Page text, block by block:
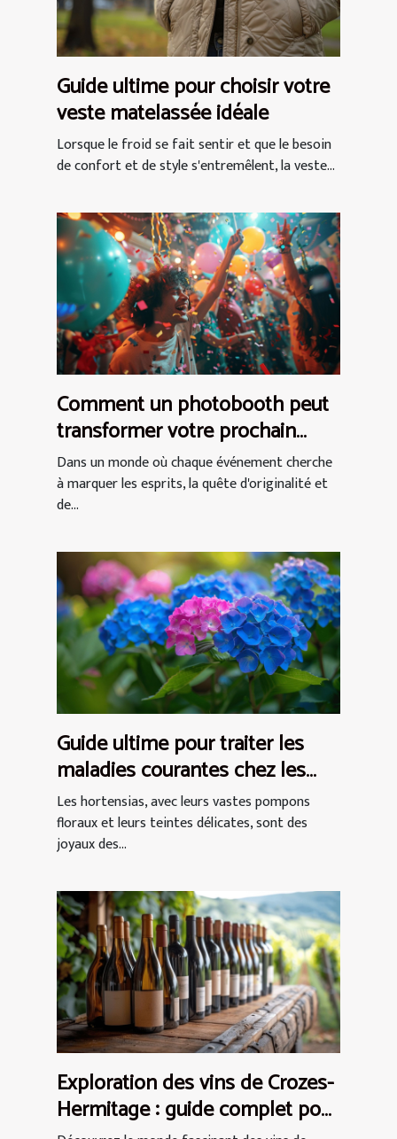
Guide ultime pour choisir votre
veste matelassée idéale
Lorsque le froid se fait sentir et que le besoin
de confort et de style s'entremêlent, la veste...
Comment un photobooth peut
transformer votre prochain
événement en expérience
inoubliable
Dans un monde où chaque événement cherche
à marquer les esprits, la quête d'originalité et
de...
Guide ultime pour traiter les
maladies courantes chez les
hortensias
Les hortensias, avec leurs vastes pompons
floraux et leurs teintes délicates, sont des
joyaux des...
Exploration des vins de Crozes-
Hermitage : guide complet pour